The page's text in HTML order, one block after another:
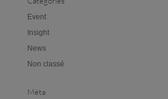
Event
Insight
News
Non classé
Méta